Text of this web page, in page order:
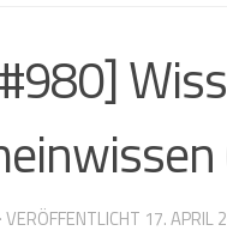
· VERÖFFENTLICHT 17. APRIL